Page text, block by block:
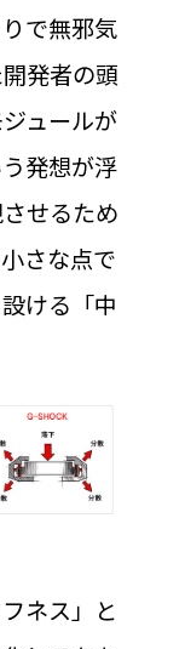
で無邪気
発者の頭
ュールが
発想が浮
せるため
さな点で
ける「中
ネス」と